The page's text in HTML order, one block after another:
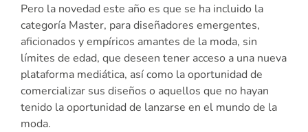
Pero la novedad este año es que se ha incluido la
categoría Master, para diseñadores emergentes,
aficionados y empíricos amantes de la moda, sin
límites de edad, que deseen tener acceso a una nueva
plataforma mediática, así como la oportunidad de
comercializar sus diseños o aquellos que no hayan
tenido la oportunidad de lanzarse en el mundo de la
moda.